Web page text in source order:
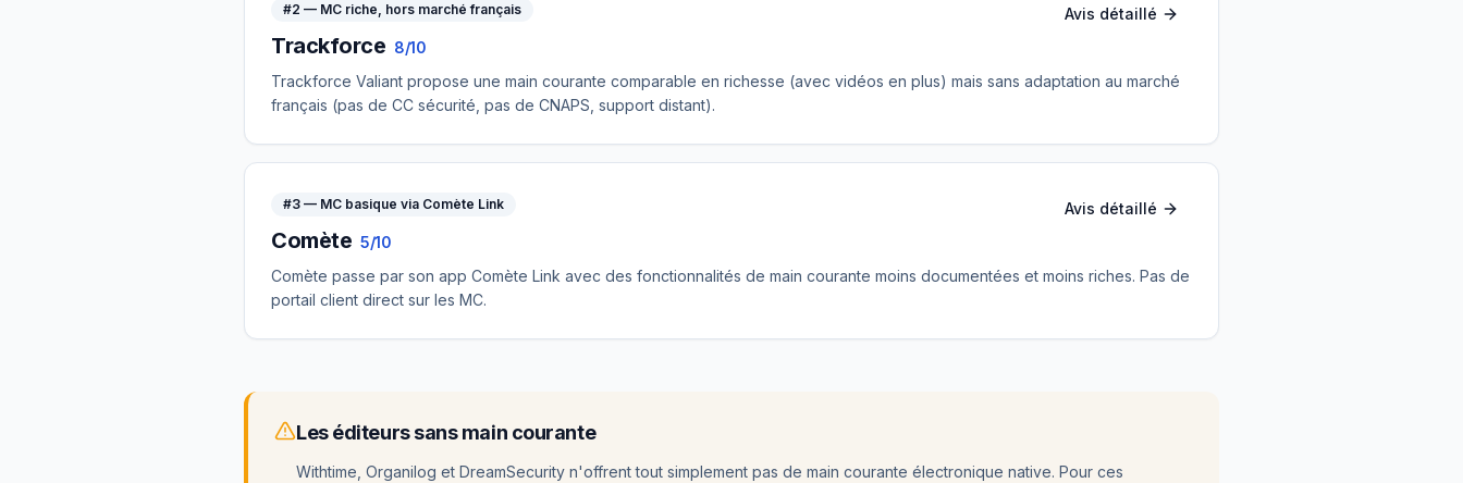
#2 — MC riche, hors marché français
Trackforce 8/10
Avis détaillé
Trackforce Valiant propose une main courante comparable en richesse (avec vidéos en plus) mais sans adaptation au marché
français (pas de CC sécurité, pas de CNAPS, support distant).
#3 — MC basique via Comète Link
Comète 5/10
Avis détaillé
Comète passe par son app Comète Link avec des fonctionnalités de main courante moins documentées et moins riches. Pas de
portail client direct sur les MC.
Les éditeurs sans main courante
Withtime, Organilog et DreamSecurity n'offrent tout simplement pas de main courante électronique native. Pour ces